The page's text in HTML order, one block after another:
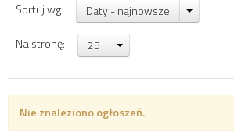
Sortuj wg:
Daty - najnowsze
Na stronę: 25
Nie znaleziono ogłoszeń.